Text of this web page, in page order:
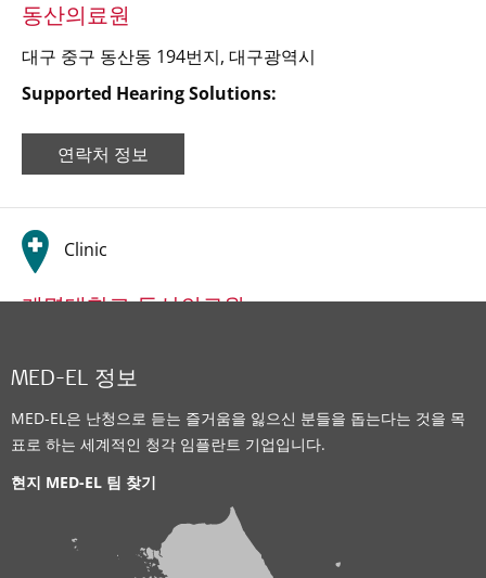
동산의료원
대구 중구 동산동 194번지, 대구광역시
Supported Hearing Solutions:
연락처 정보
Clinic
Supported Hearing Solutions:
VIBRANT SOUNDBRIDGE,CI System
연락처 정보
MED-EL 정보
MED-EL은 난청으로 듣는 즐거움을 잃으신 분들을 돕는다는 것을 목
표로 하는 세계적인 청각 임플란트 기업입니다.
현지 MED-EL 팀 찾기